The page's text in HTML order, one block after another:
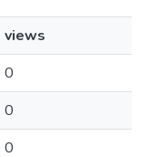
views
0
0
0